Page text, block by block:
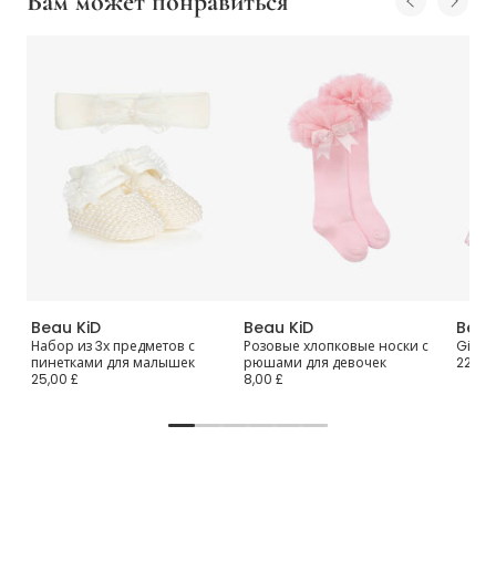
Beau KiD
Набор из 3х предметов с
пинетками для малышек
25,00 £
Beau KiD
Розовые хлопковые носки с
рюшами для девочек
8,00 £
Girls
22,00